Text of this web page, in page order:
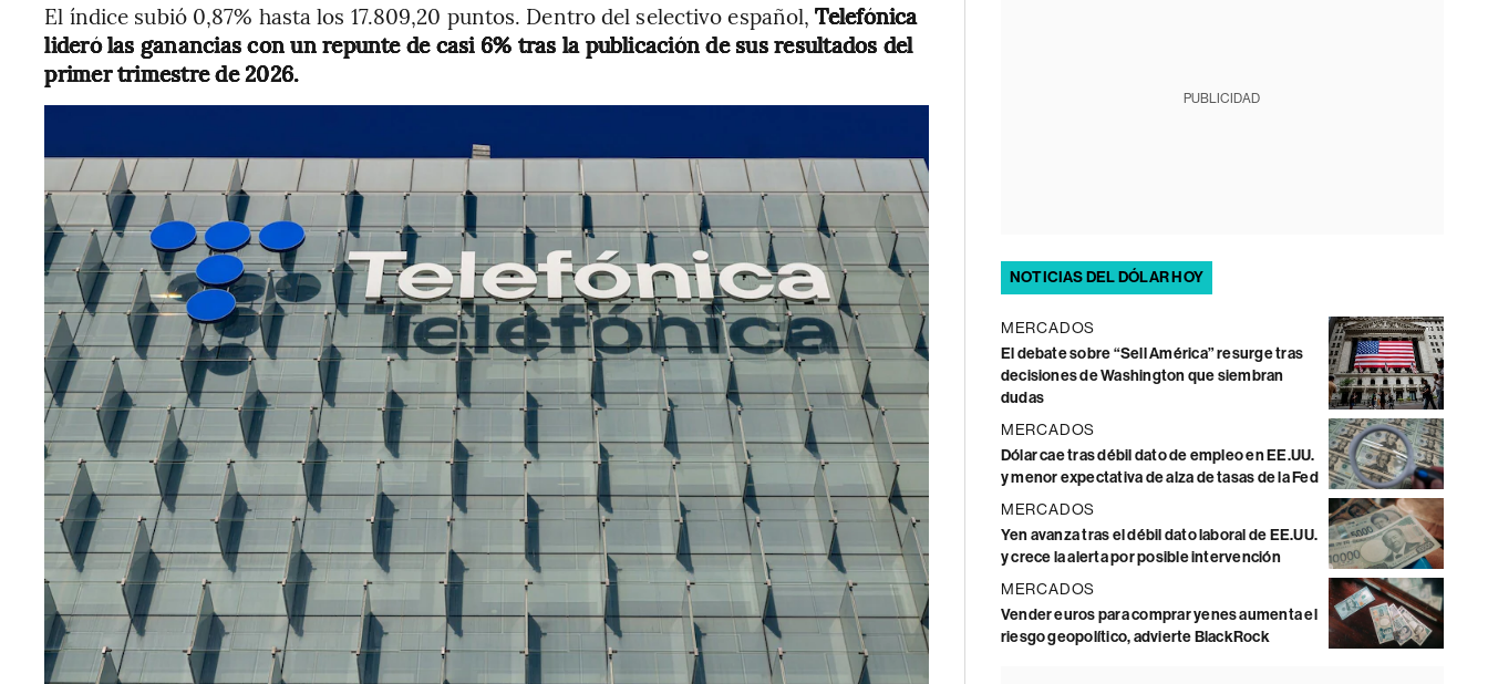
El índice subió 0,87% hasta los 17.809,20 puntos. Dentro del selectivo español,Telefónica
lideró las ganancias con un repunte de casi 6% tras la publicación de sus resultados del
primer trimestre de 2026.
PUBLICIDAD
NOTICIAS DEL DÓLAR HOY
MERCADOS
El debate sobre “Sell América” resurge tras
decisiones de Washington que siembran
dudas
MERCADOS
Dólar cae tras débil dato de empleo en EE.UU.
y menor expectativa de alza de tasas de la Fed
MERCADOS
Yen avanza tras el débil dato laboral de EE.UU.
y crece la alerta por posible intervención
MERCADOS
Vender euros para comprar yenes aumenta el
riesgo geopolítico, advierte BlackRock